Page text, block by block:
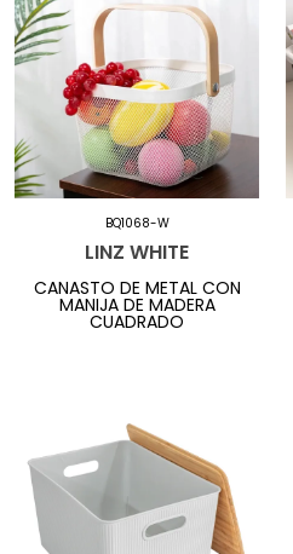
BQ1068-W
LINZ WHITE
CANASTO DE METAL CON
MANIJA DE MADERA
CUADRADO